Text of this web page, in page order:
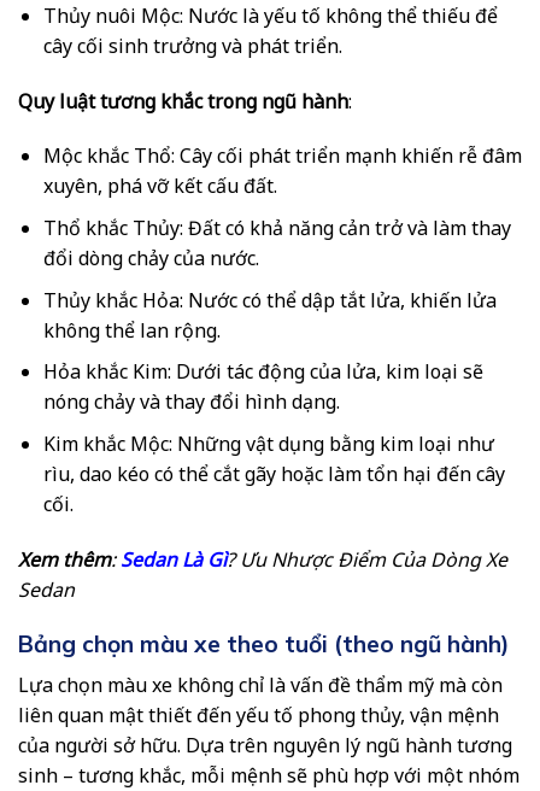
Thủy nuôi Mộc: Nước là yếu tố không thể thiếu để
cây cối sinh trưởng và phát triển.
Quy luật tương khắc trong ngũ hành:
Mộc khắc Thổ: Cây cối phát triển mạnh khiến rễ đâm
xuyên, phá vỡ kết cấu đất.
Thổ khắc Thủy: Đất có khả năng cản trở và làm thay
đổi dòng chảy của nước.
Thủy khắc Hỏa: Nước có thể dập tắt lửa, khiến lửa
không thể lan rộng.
Hỏa khắc Kim: Dưới tác động của lửa, kim loại sẽ
nóng chảy và thay đổi hình dạng.
Kim khắc Mộc: Những vật dụng bằng kim loại như
rìu, dao kéo có thể cắt gãy hoặc làm tổn hại đến cây
cối.
Xem thêm:Sedan Là Gì? Ưu Nhược Điểm Của Dòng Xe
Sedan
Bảng chọn màu xe theo tuổi (theo ngũ hành)
Lựa chọn màu xe không chỉ là vấn đề thẩm mỹ mà còn
liên quan mật thiết đến yếu tố phong thủy, vận mệnh
của người sở hữu. Dựa trên nguyên lý ngũ hành tương
sinh – tương khắc, mỗi mệnh sẽ phù hợp với một nhóm